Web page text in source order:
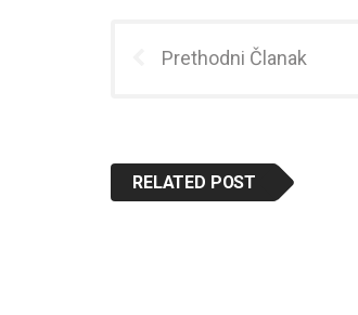
Prethodni Članak
RELATED POST